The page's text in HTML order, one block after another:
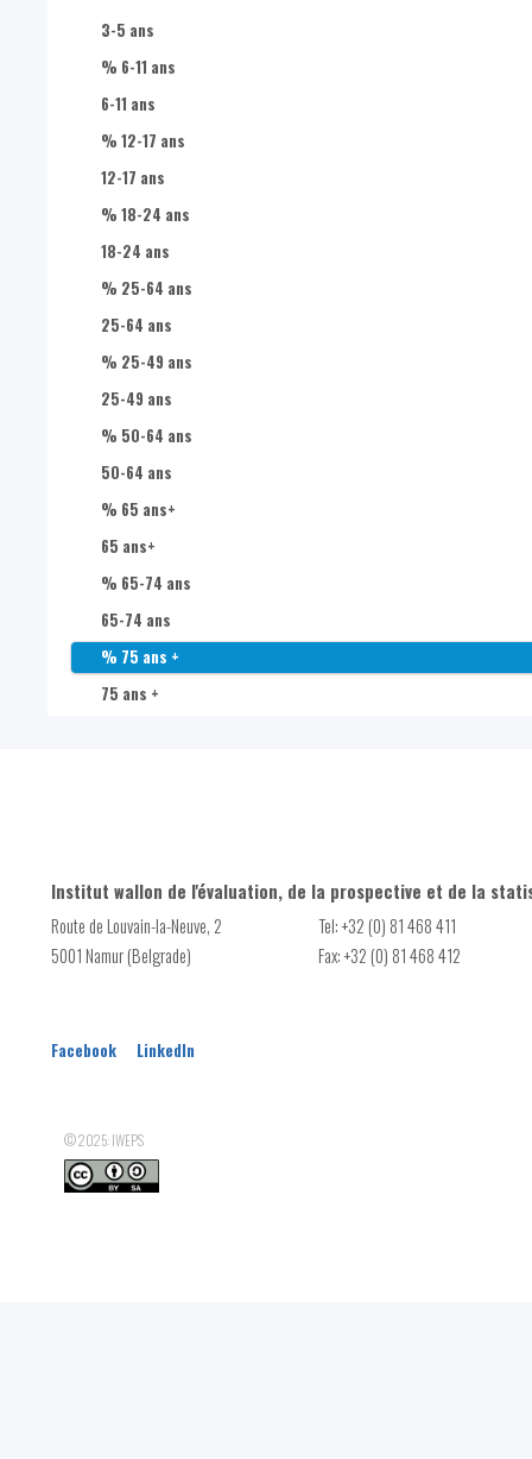
Hommes de 50-64 ans
Hommes de 65 ans +
Femmes de 0-17 ans
Femmes de 18-24 ans
Femmes de 25-49 ans
Femmes de 50-64 ans
Femmes de 65 ans +
3-5 ans
% 6-11 ans
6-11 ans
% 12-17 ans
12-17 ans
% 18-24 ans
18-24 ans
% 25-64 ans
25-64 ans
% 25-49 ans
25-49 ans
% 50-64 ans
50-64 ans
% 65 ans+
65 ans+
% 65-74 ans
65-74 ans
% 75 ans +
75 ans +
Institut wallon de l'évaluation, de la prospective et de la
Route de Louvain-la-Neuve, 2
5001 Namur (Belgrade)
Tel: +32 (0) 81 468 411
Fax: +32 (0) 81 468 412
Facebook LinkedIn
© 2025: IWEPS